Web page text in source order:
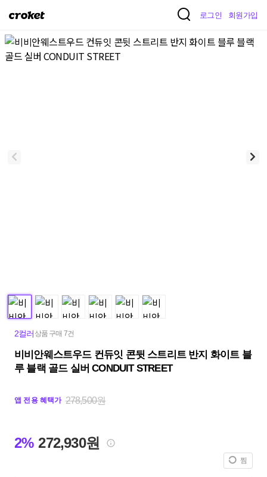
크
켓
로그인 회원가입
2컬러상품 구매 7건
비비안웨스트우드 컨듀잇 콘뒷 스트리트 반지 화이트 블
루 블랙 골드 실버 CONDUIT STREET
앱 전용 혜택가 278,500원
2% 272,930원
찜